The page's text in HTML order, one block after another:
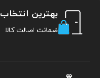
بهترین انتخاب
ضمانت اصالت کالا